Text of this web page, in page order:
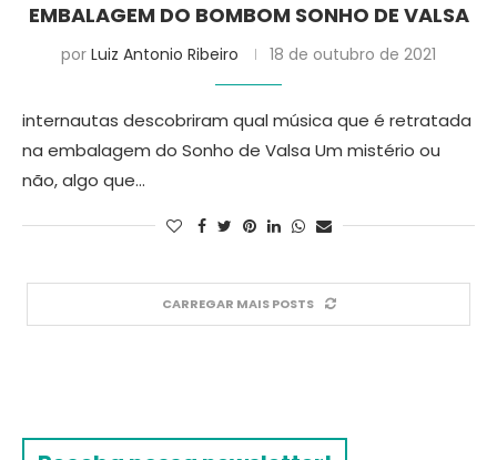
EMBALAGEM DO BOMBOM SONHO DE VALSA
por Luiz Antonio Ribeiro 18 de outubro de 2021
internautas descobriram qual música que é retratada
na embalagem do Sonho de Valsa Um mistério ou
não, algo que…
CARREGAR MAIS POSTS